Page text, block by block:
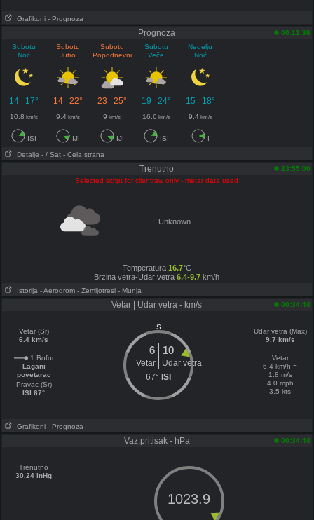
Grafikoni - Prognoza
Prognoza
00:11:36
Subotu
Noć
Subotu
Jutro
Subotu
Popodnevni
Subotu
Veče
Nedelju
Noć
14 - 17° 14- 22° 23 - 25° 19 - 24° 15 - 18°
10.8 km/s 9.4km/s 9 km/s 16.6 km/s 9.4km/s
ISI IJI IJI ISI I
Detalje - / Sat - Cela strana
Trenutno
Selected script for clientraw only - metar data used
23:55:00
Unknown
Temperatura 16.7°C
Brzina vetra-Udar vetra 6.4-9.7 km/h
Istorija - Aerodrom - Zemljotresi - Munja
Vetar | Udar vetra - km/s 00:34:44
Vetar (Sr)
6.4 km/s
1 Bofor
Lagani
povetarac
Pravac (Sr)
ISI 67°
S
6 10
Vetar
Udar vetra
67° ISI
Udar vetra (Max)
9.7 km/s
Vetar
6.4 km/h =
1.8 m/s
4.0 mph
3.5 kts
Grafikoni - Prognoza
Vaz.pritisak - hPa 00:34:44
Trenutno
30.24 inHg
1023.9